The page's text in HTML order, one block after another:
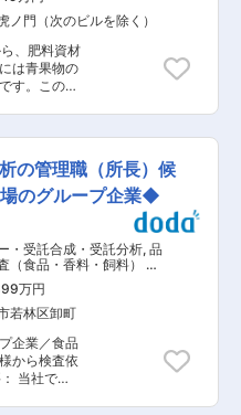
て頂ける、
募集いたし
どを学んで
び製造委託
来る方を募
できるよう
。 ・安定
フェッショ
造し、拡販
全マネジメ
（Ver
ガンに、製
貢献すべく
、健康志
り、新しい
ような多様
発信する消
あるオリジ
ノ門（次のビルを除く）
、肥料資材
は青果物の
す。この
”が特長で
。 海外から
の環境にフ
気候との相
タ化しま
の大地で汗
。そんな面
生育デー
抜圃場や供
ータを元
案 ・新規商
断材料に
の管理職（所長）候
のグループ企業◆
・受託合成・受託分析, 品
（食品・香料・飼料） 分
定・各種評価試験（食
料）
万円
若林区卸町
企業／食品
から検査依